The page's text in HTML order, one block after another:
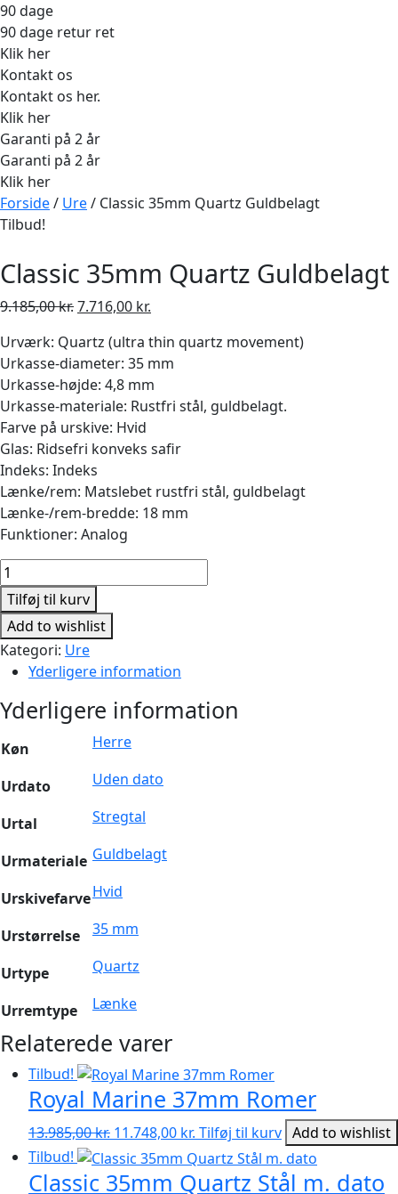
90 dage
90 dage retur ret
Klik her
Kontakt os
Kontakt os her.
Klik her
Garanti på 2 år
Garanti på 2 år
Klik her
Forside/ Ure/ Classic 35mm Quartz Guldbelagt
Tilbud!
Classic 35mm Quartz Guldbelagt
9.185,00kr.Den
pris
var:
9.185,00 kr..
7.716,00 kr.
pris
er:
7.716,00 kr..
Urværk: Quartz (ultra thin quartz movement)
Urkasse-diameter: 35 mm
Urkasse-højde: 4,8 mm
Urkasse-materiale: Rustfri stål, guldbelagt.
Farve på urskive: Hvid
Glas: Ridsefri konveks safir
Indeks: Indeks
Lænke/rem: Matslebet rustfri stål, guldbelagt
Lænke-/rem-bredde: 18 mm
Funktioner: Analog
Classic
35mm
Quartz
Guldbelagt
antal
Tilføj til kurv
Add to wishlist
Kategori: Ure
Yderligere information
Yderligere information
Køn Herre
Urdato Uden dato
Urtal Stregtal
Urmateriale Guldbelagt
UrskivefarveHvid
Urstørrelse 35 mm
Urtype Quartz
Urremtype Lænke
Relaterede varer
Tilbud!
Royal Marine 37mm Romer
13.985,00kr. Den
oprindelige
pris
11.748,00 kr. Den
aktuelle
pris
Tilføj til kurv Add to wishlist
Tilbud!
Classic 35mm Quartz Stål m. dato